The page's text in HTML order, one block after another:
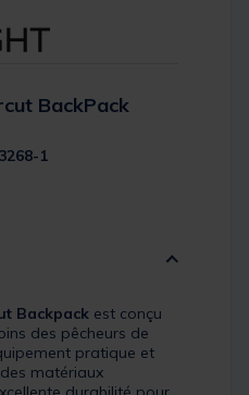
BackPack
1
Backpack est conçu
des pêcheurs de
pratique et
matériaux